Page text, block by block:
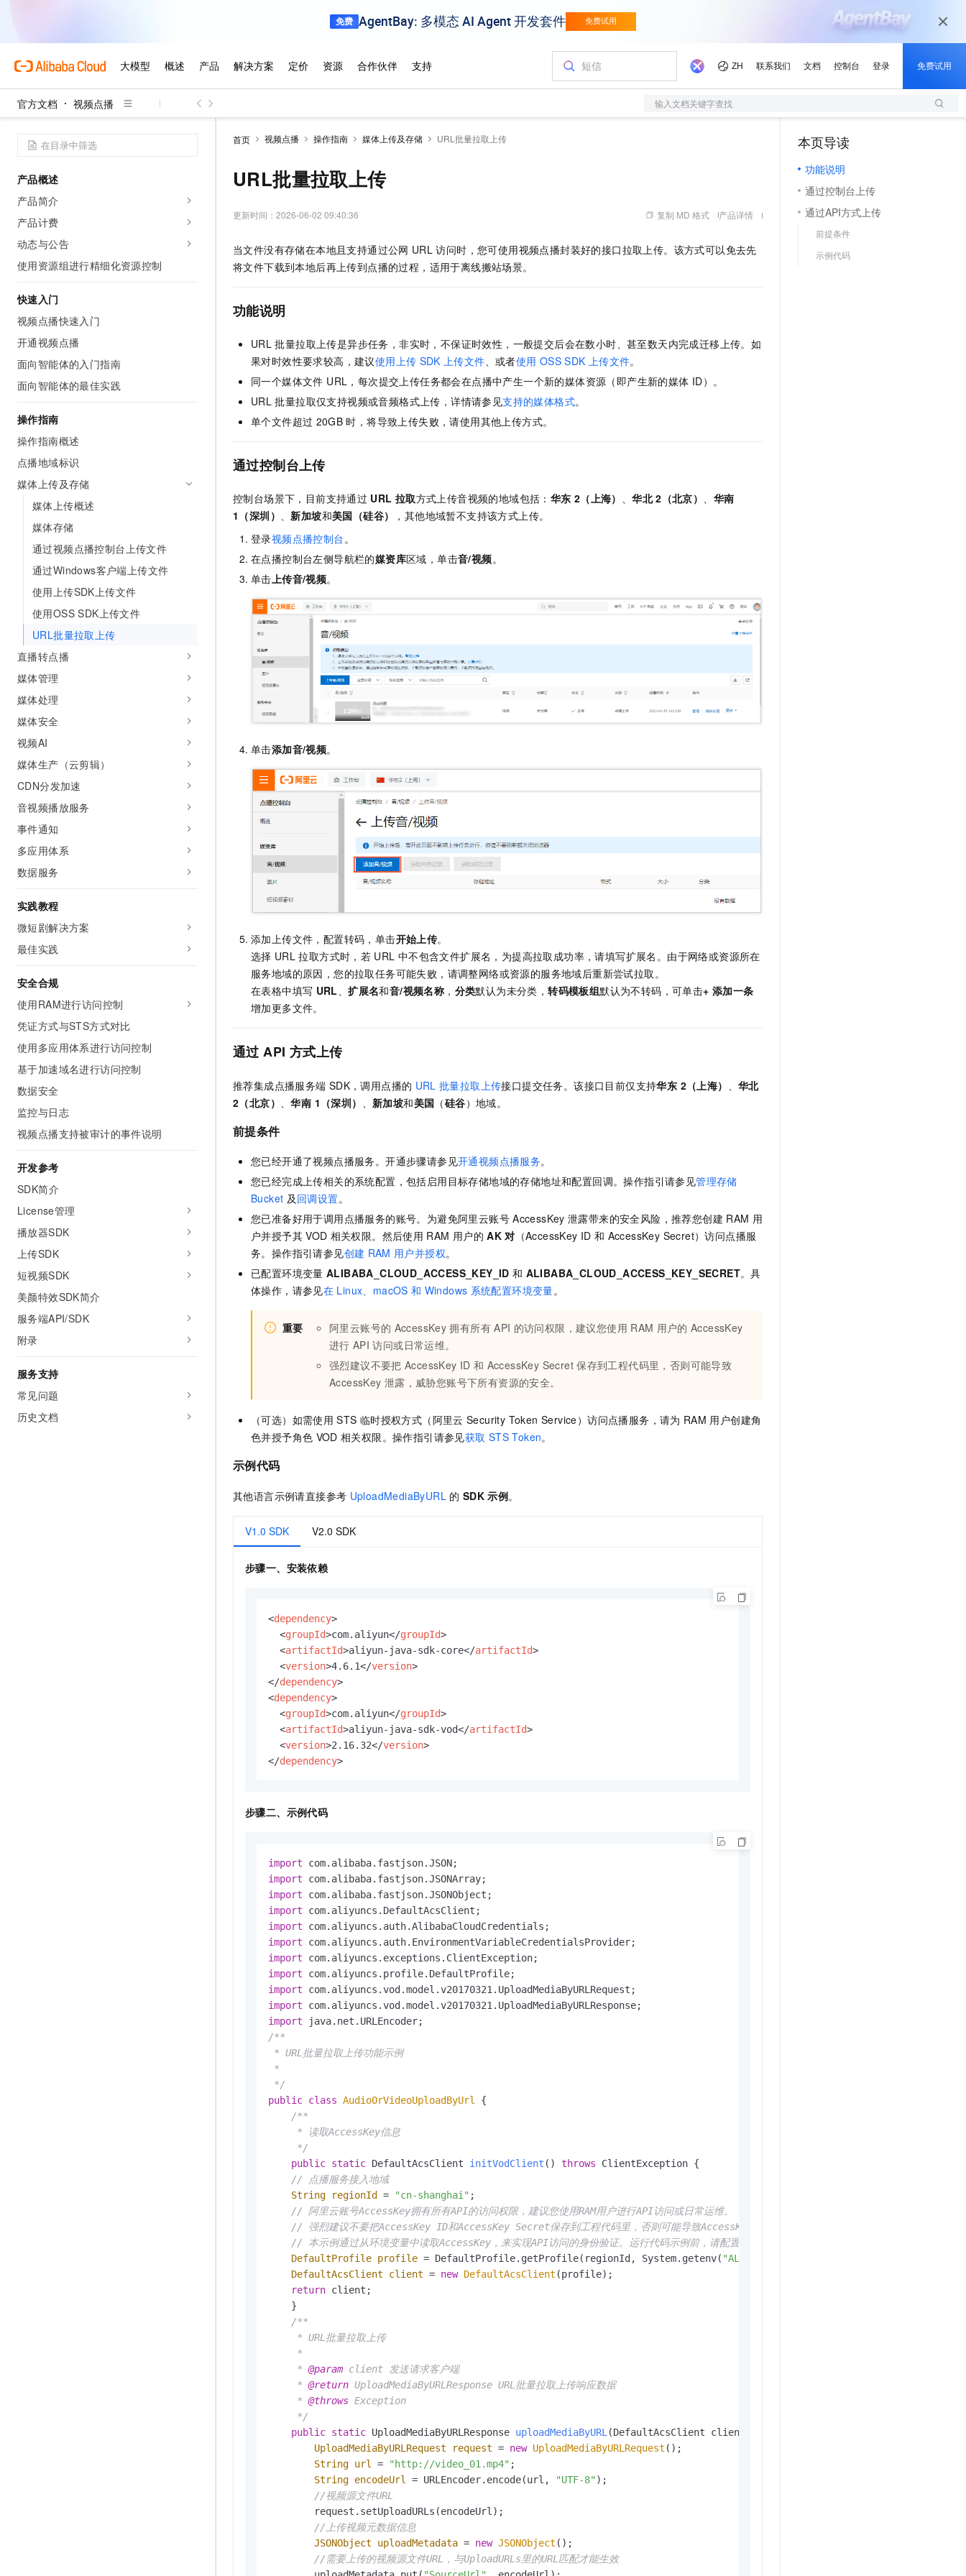
官方文档 视频点播 输入文档关键字查找
产品概述
产品简介
产品计费
动态与公告
使用资源组进行精细化资源控制
快速入门
视频点播快速入门
开通视频点播
面向智能体的入门指南
面向智能体的最佳实践
操作指南
操作指南概述
点播地域标识
媒体上传及存储
媒体上传概述
媒体存储
通过视频点播控制台上传文件
通过Windows客户端上传文件
使用上传SDK上传文件
使用OSS SDK上传文件
URL批量拉取上传
直播转点播
媒体管理
媒体处理
媒体安全
视频AI
媒体生产（云剪辑）
CDN分发加速
音视频播放服务
事件通知
多应用体系
数据服务
实践教程
微短剧解决方案
最佳实践
安全合规
使用RAM进行访问控制
凭证方式与STS方式对比
使用多应用体系进行访问控制
基于加速域名进行访问控制
数据安全
监控与日志
视频点播支持被审计的事件说明
开发参考
SDK简介
License管理
播放器SDK
上传SDK
短视频SDK
美颜特效SDK简介
服务端API/SDK
附录
服务支持
常见问题
历史文档
首页 视频点播 操作指南 媒体上传及存储 URL批量拉取上传
URL批量拉取上传
更新时间： 2026-06-02 09:40:36 复制 MD 格式 产品详情
当文件没有存储在本地且支持通过公网 URL 访问时，您可使用视频点播封装好的接口拉取上传。该方式可以免去先
将文件下载到本地后再上传到点播的过程，适用于离线搬站场景。
功能说明
URL 批量拉取上传是异步任务，非实时，不保证时效性，一般提交后会在数小时、甚至数天内完成迁移上传。如
果对时效性要求较高，建议使用上传 SDK 上传文件、或者使用 OSS SDK 上传文件。
同一个媒体文件 URL，每次提交上传任务都会在点播中产生一个新的媒体资源（即产生新的媒体 ID）。
URL 批量拉取仅支持视频或音频格式上传，详情请参见支持的媒体格式。
单个文件超过 20GB 时，将导致上传失败，请使用其他上传方式。
通过控制台上传
控制台场景下，目前支持通过 URL 拉取方式上传音视频的地域包括： 华东 2（上海） 、华北 2（北京） 、 华南
1（深圳） 、新加坡和美国（硅谷）
，其他地域暂不支持该方式上传。
登录视频点播控制台。
在点播控制台左侧导航栏的媒资库区域，单击音/视频。
单击上传音/视频。
单击添加音/视频。
添加上传文件，配置转码，单击开始上传。
选择 URL 拉取方式时，若 URL 中不包含文件扩展名，为提高拉取成功率，请填写扩展名。由于网络或资源所在
服务地域的原因，您的拉取任务可能失败，请调整网络或资源的服务地域后重新尝试拉取。
在表格中填写 URL、扩展名和音/视频名称 ， 分类默认为未分类，转码模板组默认为不转码，可单击+ 添加一条
增加更多文件。
通过 API 方式上传
推荐集成点播服务端 SDK，调用点播的 URL 批量拉取上传接口提交任务。该接口目前仅支持华东 2（上海）
华北
2（北京）
、华南 1（深圳） 新加坡和美国 （硅谷）地域。
前提条件
您已经开通了视频点播服务。开通步骤请参见开通视频点播服务。
您已经完成上传相关的系统配置，包括启用目标存储地域的存储地址和配置回调。操作指引请参见管理存储
Bucket 及回调设置。
您已准备好用于调用点播服务的账号。为避免阿里云账号 AccessKey 泄露带来的安全风险，推荐您创建 RAM 用
户并授予其 VOD 相关权限。然后使用 RAM 用户的 AK 对 （AccessKey ID 和 AccessKey Secret）访问点播服
务。操作指引请参见创建 RAM 用户并授权。
已配置环境变量 ALIBABA_CLOUD_ACCESS_KEY_ID 和 ALIBABA_CLOUD_ACCESS_KEY_SECRET。具
体操作，请参见在 Linux、macOS 和 Windows 系统配置环境变量。
重要 阿里云账号的 AccessKey 拥有所有 API 的访问权限，建议您使用 RAM 用户的 AccessKey
进行 API 访问或日常运维。
强烈建议不要把 AccessKey ID 和 AccessKey Secret 保存到工程代码里，否则可能导致
AccessKey 泄露，威胁您账号下所有资源的安全。
（可选）如需使用 STS 临时授权方式（阿里云 Security Token Service）访问点播服务，请为 RAM 用户创建角
色并授予角色 VOD 相关权限。操作指引请参见获取 STS Token。
示例代码
其他语言示例请直接参考 UploadMediaByURL 的 SDK 示例。
V1.0 SDK V2.0 SDK
步骤一、安装依赖
<dependency>
<groupId>com.aliyun</groupId>
<artifactId>aliyun-java-sdk-core</artifactId>
<version>4.6.1</version>
</dependency>
<dependency>
<groupId>com.aliyun</groupId>
<artifactId>aliyun-java-sdk-vod</artifactId>
<version>2.16.32</version>
</dependency>
步骤二、示例代码
import
import
import
import
import
import
import
import
import
import
import
/**
* URL批量拉取上传功能示例
*
*/
public class AudioOrVideoUploadByUrl
{
/**
     * 读取AccessKey信息
     */
public static DefaultAcsClient initVodClient () throws ClientException {
// 点播服务接入地域
String
regionId = "cn-shanghai" ;
// 阿里云账号AccessKey拥有所有API的访问权限，建议您使用RAM用户进行API访问或日常运维。
// 强烈建议不要把AccessKey ID和AccessKey Secret保存到工程代码里，否则可能导致AccessKey泄露，威胁您账号下所有资源的安全。
// 本示例通过从环境变量中读取AccessKey，来实现API访问的身份验证。运行代码示例前，请配置环境变量ALIBABA_CLOUD_ACCESS_KEY_ID和
DefaultProfile profile = DefaultProfile.getProfile(regionId, System.getenv( "ALIBABA_CLOUD_ACCESS_KEY_ID"
DefaultAcsClient
client = new DefaultAcsClient (profile);
return client;
    }
/**
     * URL批量拉取上传
     *
     *
@param client 发送请求客户端
     *
@return UploadMediaByURLResponse URL批量拉取上传响应数据
     *
@throws Exception
     */
public static UploadMediaByURLResponse uploadMediaByURL (DefaultAcsClient client)
UploadMediaByURLRequest
request = new UploadMediaByURLRequest ();
String url = "http://video_01.mp4" ;
String encodeUrl = URLEncoder.encode(url, "UTF-8" );
//视频源文件URL
        request.setUploadURLs(encodeUrl);
//上传视频元数据信息
JSONObject
uploadMetadata = new JSONObject ();
//需要上传的视频源文件URL，与UploadURLs里的URL匹配才能生效
本页导读
功能说明
通过控制台上传
通过API方式上传
前提条件
示例代码